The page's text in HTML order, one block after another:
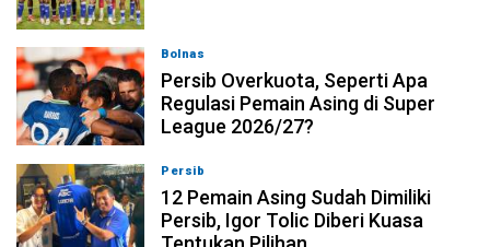
Bolnas
Persib Overkuota, Seperti Apa
Regulasi Pemain Asing di Super
League 2026/27?
Persib
12 Pemain Asing Sudah Dimiliki
Persib, Igor Tolic Diberi Kuasa